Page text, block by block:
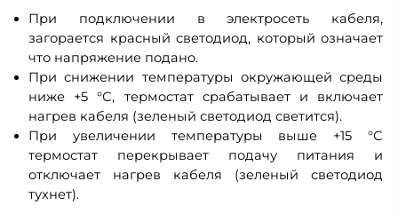
При подключении в электросеть кабеля,
загорается красный светодиод, который означает
что напряжение подано.
При снижении температуры окружающей среды
ниже +5 °С, термостат срабатывает и включает
нагрев кабеля (зеленый светодиод светится).
При увеличении температуры выше +15 °С
термостат перекрывает подачу питания и
отключает нагрев кабеля (зеленый светодиод
тухнет).